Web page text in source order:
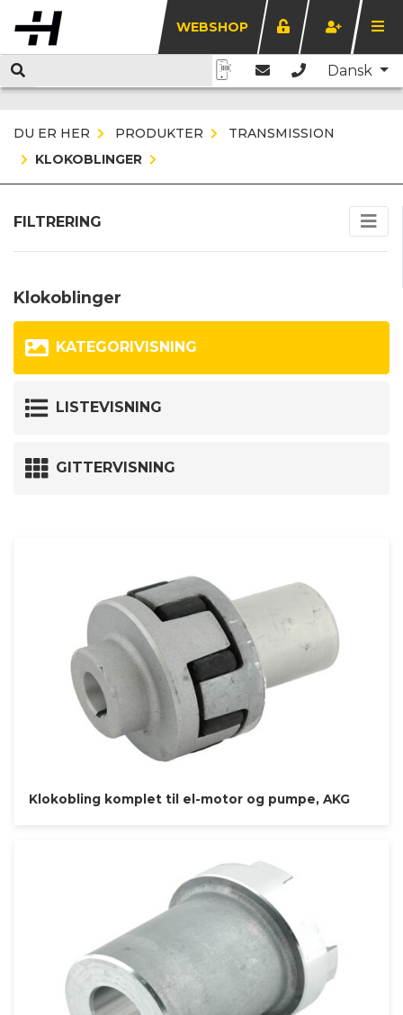
WEBSHOP
Dansk
DU ER HER PRODUKTER
TRANSMISSION
KLOKOBLINGER
FILTRERING
Klokoblinger
KATEGORIVISNING
LISTEVISNING
GITTERVISNING
Klokobling komplet til el-motor og pumpe, AKG